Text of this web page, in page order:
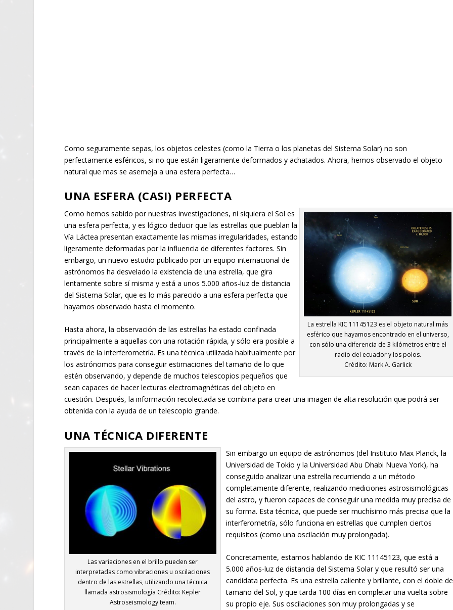
Como seguramente sepas, los objetos celestes (como la Tierra o los planetas del Sistema Solar) no son
perfectamente esféricos, si no que están ligeramente deformados y achatados. Ahora, hemos observado el objeto
natural que mas se asemeja a una esfera perfecta…
UNA ESFERA (CASI) PERFECTA
La estrella KIC 11145123 es el objeto natural más
esférico que hayamos encontrado en el universo,
con sólo una diferencia de 3 kilómetros entre el
radio del ecuador y los polos.
Crédito: Mark A. Garlick
Como hemos sabido por nuestras investigaciones, ni siquiera el Sol es
una esfera perfecta, y es lógico deducir que las estrellas que pueblan la
Vía Láctea presentan exactamente las mismas irregularidades, estando
ligeramente deformadas por la influencia de diferentes factores. Sin
embargo, un nuevo estudio publicado por un equipo internacional de
astrónomos ha desvelado la existencia de una estrella, que gira
lentamente sobre sí misma y está a unos 5.000 años-luz de distancia
del Sistema Solar, que es lo más parecido a una esfera perfecta que
hayamos observado hasta el momento.
Hasta ahora, la observación de las estrellas ha estado confinada
principalmente a aquellas con una rotación rápida, y sólo era posible a
través de la interferometría. Es una técnica utilizada habitualmente por
los astrónomos para conseguir estimaciones del tamaño de lo que
estén observando, y depende de muchos telescopios pequeños que
sean capaces de hacer lecturas electromagnéticas del objeto en
cuestión. Después, la información recolectada se combina para crear una imagen de alta resolución que podrá ser
obtenida con la ayuda de un telescopio grande.
UNA TÉCNICA DIFERENTE
Las variaciones en el brillo pueden ser
interpretadas como vibraciones u oscilaciones
dentro de las estrellas, utilizando una técnica
llamada astrosismología Crédito: Kepler
Astroseismology team.
Sin embargo un equipo de astrónomos (del Instituto Max Planck, la
Universidad de Tokio y la Universidad Abu Dhabi Nueva York), ha
conseguido analizar una estrella recurriendo a un método
completamente diferente, realizando mediciones astrosismológicas
del astro, y fueron capaces de conseguir una medida muy precisa de
su forma. Esta técnica, que puede ser muchísimo más precisa que la
interferometría, sólo funciona en estrellas que cumplen ciertos
requisitos (como una oscilación muy prolongada).
Concretamente, estamos hablando de KIC 11145123, que está a
5.000 años-luz de distancia del Sistema Solar y que resultó ser una
candidata perfecta. Es una estrella caliente y brillante, con el doble
tamaño del Sol, y que tarda 100 días en completar una vuelta sobre
su propio eje. Sus oscilaciones son muy prolongadas y se